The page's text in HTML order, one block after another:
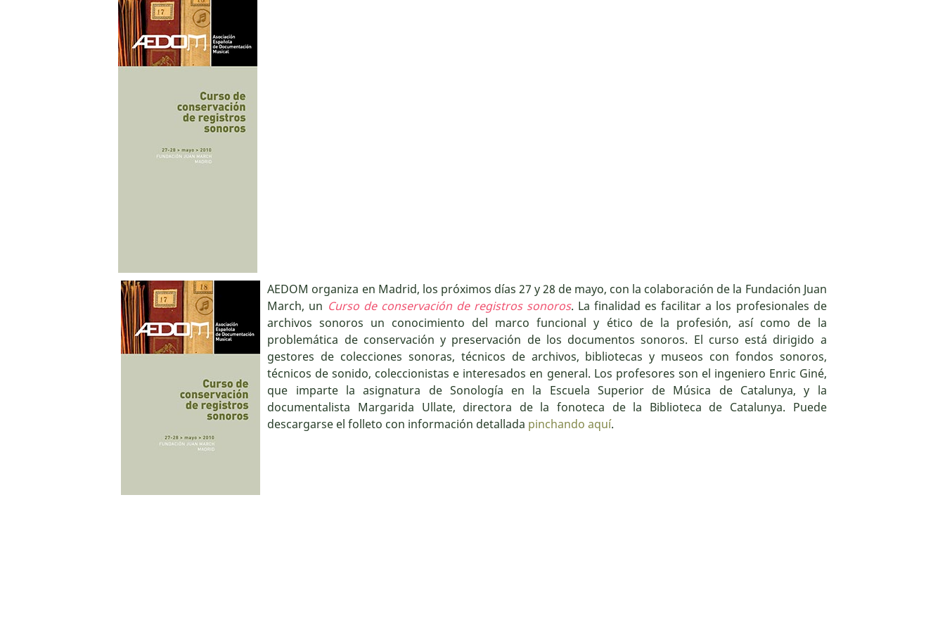
AEDOM organiza en Madrid, los próximos días 27 y 28 de mayo, con la colaboración de la Fundación Juan
March, un Curso de conservación de registros sonoros. La finalidad es facilitar a los profesionales de
archivos sonoros un conocimiento del marco funcional y ético de la profesión, así como de la
problemática de conservación y preservación de los documentos sonoros. El curso está dirigido a
gestores de colecciones sonoras, técnicos de archivos, bibliotecas y museos con fondos sonoros,
técnicos de sonido, coleccionistas e interesados en general. Los profesores son el ingeniero Enric Giné,
que imparte la asignatura de Sonología en la Escuela Superior de Música de Catalunya, y la
documentalista Margarida Ullate, directora de la fonoteca de la Biblioteca de Catalunya. Puede
descargarse el folleto con información detallada pinchando aquí.